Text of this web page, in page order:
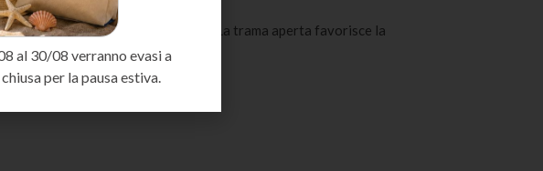
soccorso e reparti ospedalieri. La trama aperta favorisce la
al 30/08 verranno evasi a
per la pausa estiva.